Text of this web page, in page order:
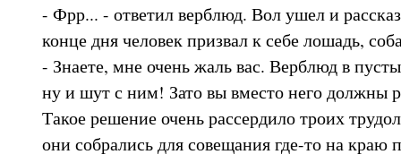
- Фрр... - ответил верблюд. Вол ушел и
конце дня человек призвал к себе лошадь,
- Знаете, мне очень жаль вас. Верблюд в
ну и шут с ним! Зато вы вместо него должны
Такое решение очень рассердило троих
они собрались для совещания где-то на